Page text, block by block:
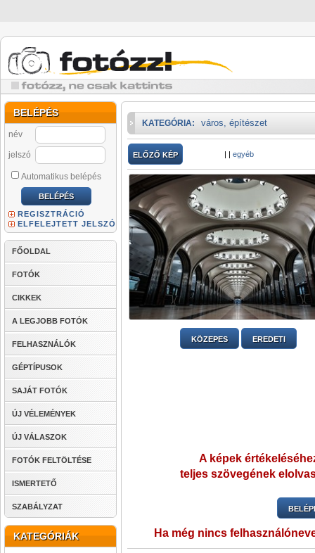
BELÉPÉS
név
jelszó
Automatikus belépés
REGISZTRÁCIÓ
ELFELEJTETT JELSZÓ
FŐOLDAL
FOTÓK
CIKKEK
A LEGJOBB FOTÓK
FELHASZNÁLÓK
GÉPTÍPUSOK
SAJÁT FOTÓK
ÚJ VÉLEMÉNYEK
ÚJ VÁLASZOK
FOTÓK FELTÖLTÉSE
ISMERTETŐ
SZABÁLYZAT
KATEGÓRIÁK
KATEGÓRIA: város, építészet
ELŐZŐ KÉP | | egyéb
KÖZEPES EREDETI
A képek
teljes szövegének
Ha még nincs